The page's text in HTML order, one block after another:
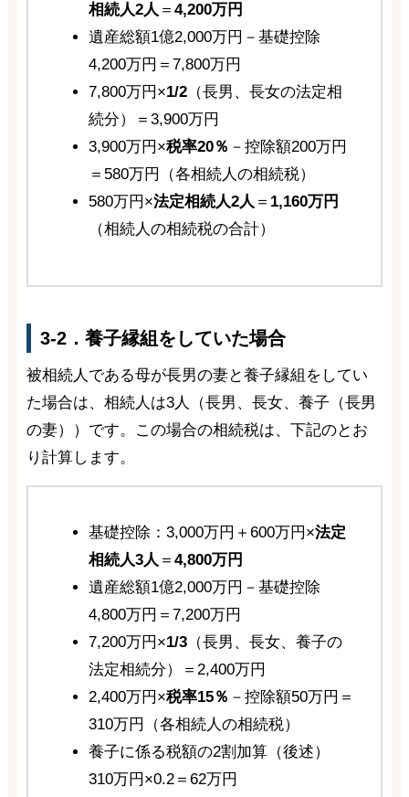
相続人2人 ＝ 4,200万円
遺産総額1億2,000万円－基礎控除
4,200万円＝7,800万円
7,800万円×1/2（長男、長女の法定相
続分）＝3,900万円
3,900万円×税率20％ －控除額200万円
＝580万円（各相続人の相続税）
580万円×法定相続人2人 ＝ 1,160万円
（相続人の相続税の合計）
3-2．養子縁組をしていた場合
被相続人である母が長男の妻と養子縁組をしてい
た場合は、相続人は3人（長男、長女、養子（長男
の妻））です。この場合の相続税は、下記のとお
り計算します。
基礎控除：3,000万円＋600万円×法定
相続人3人 ＝ 4,800万円
遺産総額1億2,000万円－基礎控除
4,800万円＝7,200万円
7,200万円×1/3（長男、長女、養子の
法定相続分）＝2,400万円
2,400万円×税率15％ －控除額50万円＝
310万円（各相続人の相続税）
養子に係る税額の2割加算（後述）
310万円×0.2＝62万円